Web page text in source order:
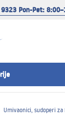
Pon-Pet:
Umivaonici, sudoperi za